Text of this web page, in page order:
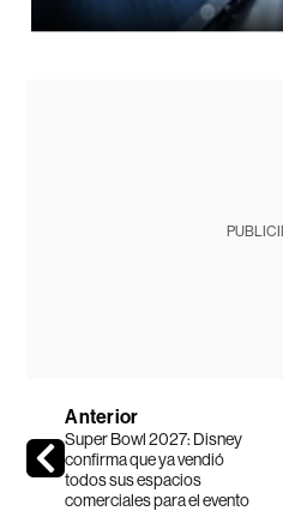
Anterior
Super Bowl 2027: Disney
confirma que ya vendió
todos sus espacios
comerciales para el evento